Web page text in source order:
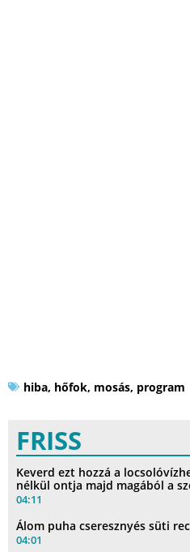
hiba, hőfok, mosás, program
FRISS
Keverd ezt hozzá a
nélkül ontja majd magából a
04:11
Álom puha cseresznyés süti
04:01